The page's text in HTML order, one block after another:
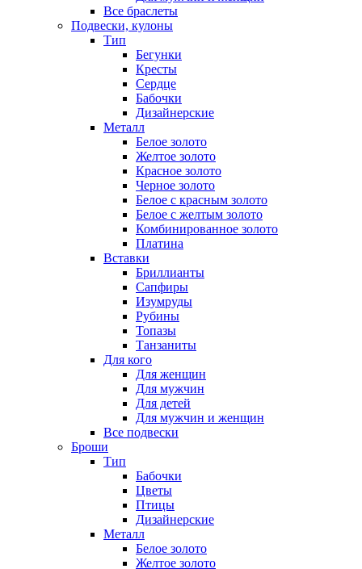
Все браслеты
Подвески, кулоны
Тип
Бегунки
Кресты
Сердце
Бабочки
Дизайнерские
Металл
Белое золото
Желтое золото
Красное золото
Черное золото
Белое с красным золото
Белое с желтым золото
Комбинированное золото
Платина
Вставки
Бриллианты
Сапфиры
Изумруды
Рубины
Топазы
Танзаниты
Для кого
Для женщин
Для мужчин
Для детей
Для мужчин и женщин
Все подвески
Броши
Тип
Бабочки
Цветы
Птицы
Дизайнерские
Металл
Белое золото
Желтое золото